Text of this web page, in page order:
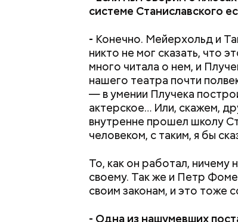
системе Станиславского
- Конечно. Мейерхольд и
никто не мог сказать, что
много читала о нем, и
нашего театра почти
— в умении Плучека
актерское… Или, скажем,
внутренне прошел школу
человеком, с таким, я бы
То, как он работал,
своему. Так же и Петр
своим законам, и это тоже
- Одна из нашумевших
Как поменять
не получить